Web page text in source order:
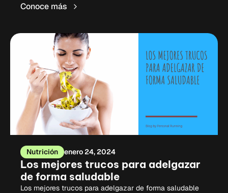
Conoce más
Nutrición enero 24, 2024
Los mejores trucos para adelgazar
de forma saludable
Los mejores trucos para adelgazar de forma saludable